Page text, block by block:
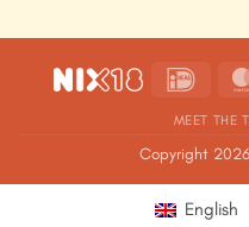
IDeal
MEET THE
Copyright
English